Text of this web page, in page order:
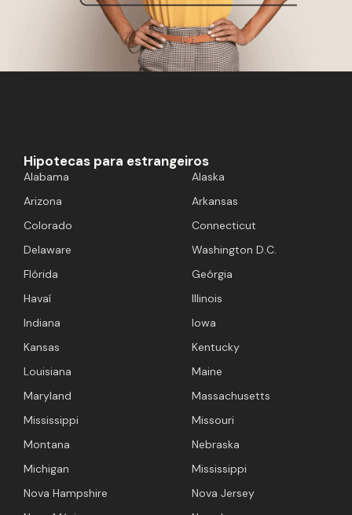
Hipotecas para estrangeiros
Alabama
Alaska
Arizona
Arkansas
Colorado
Connecticut
Delaware
Washington D.C.
Flórida
Geórgia
Havaí
Illinois
Indiana
Iowa
Kansas
Kentucky
Louisiana
Maine
Maryland
Massachusetts
Mississippi
Missouri
Montana
Nebraska
Michigan
Mississippi
Nova Hampshire
Nova Jersey